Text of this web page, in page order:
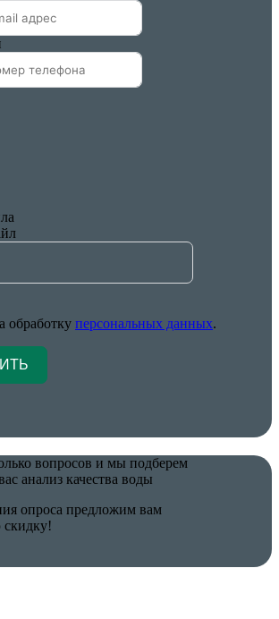
обработку персональных данных.
вопросов и мы подберем
анализ качества воды
опроса предложим вам